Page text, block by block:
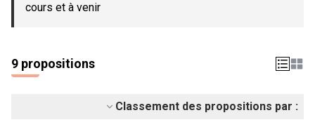
cours et à venir
9 propositions
Classement des propositions par :